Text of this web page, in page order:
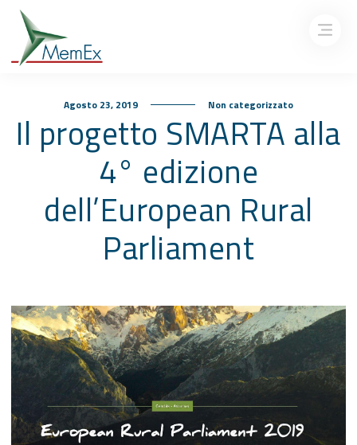
Agosto 23, 2019 Non categorizzato
Il progetto SMARTA alla
4° edizione
dell’European Rural
Parliament